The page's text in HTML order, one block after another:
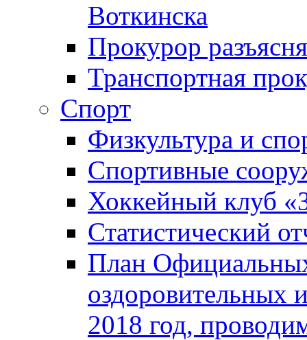
Воткинска
Прокурор
Транспортная
Спорт
Физкультура и
Спортивные
Хоккейный клуб
Статистический
План
оздоровительных
2018 год,